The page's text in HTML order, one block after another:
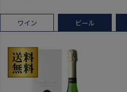
ワイン ビール